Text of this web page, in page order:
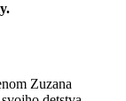
Zuzana